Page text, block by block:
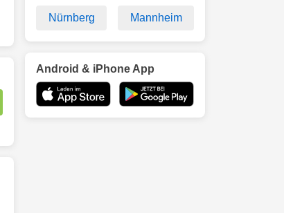
Nürnberg Mannheim
Android & iPhone App